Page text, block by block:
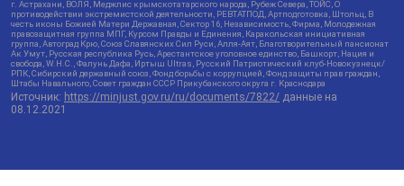
г. Астрахани, ВОЛЯ, Меджлис крымскотатарского народа, Рубеж Севера, ТОЙС, О
противодействии экстремистской деятельности, РЕВТАТПОД, Артподготовка, Штольц, В
честь иконы Божией Матери Державная, Сектор 16, Независимость, Фирма, Молодежная
правозащитная группа МПГ, Курсом Правды и Единения, Каракольская инициативная
группа, Автоград Крю, Союз Славянских Сил Руси, Алля-Аят, Благотворительный пансионат
Ак Умут, Русская республика Русь, Арестантское уголовное единство, Башкорт, Нация и
свобода, W.H.С., Фалунь Дафа, Иртыш Ultras, Русский Патриотический клуб-Новокузнецк/
РПК, Сибирский державный союз, Фонд борьбы с коррупцией, Фонд защиты прав граждан,
Штабы Навального, Совет граждан СССР Прикубанского округа г. Краснодара
Источник: https://minjust.gov.ru/ru/documents/7822/ данные на
08.12.2021